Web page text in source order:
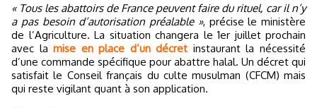
« Tous les abattoirs de France peuvent faire du rituel, car il n’y
a pas besoin d’autorisation préalable », précise le ministère
de l’Agriculture. La situation changera le 1er juillet prochain
avec lamise en place d’un décret instaurant la nécessité
d’une commande spécifique pour abattre halal. Un décret qui
satisfait le Conseil français du culte musulman (CFCM) mais
qui reste vigilant quant à son application.